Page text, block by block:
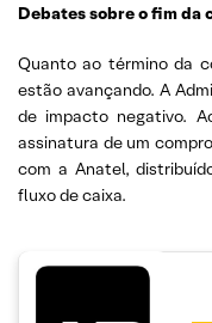
Debates sobre o fim da
Quanto ao término da
estão avançando. A
de impacto negativo.
assinatura de um
com a Anatel,
fluxo de caixa.